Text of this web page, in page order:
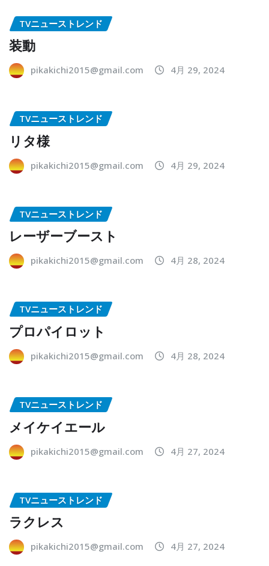
TVニューストレンド
装動
pikakichi2015@gmail.com 4月 29, 2024
TVニューストレンド
リタ様
pikakichi2015@gmail.com 4月 29, 2024
TVニューストレンド
レーザーブースト
pikakichi2015@gmail.com 4月 28, 2024
TVニューストレンド
プロパイロット
pikakichi2015@gmail.com 4月 28, 2024
TVニューストレンド
メイケイエール
pikakichi2015@gmail.com 4月 27, 2024
TVニューストレンド
ラクレス
pikakichi2015@gmail.com 4月 27, 2024